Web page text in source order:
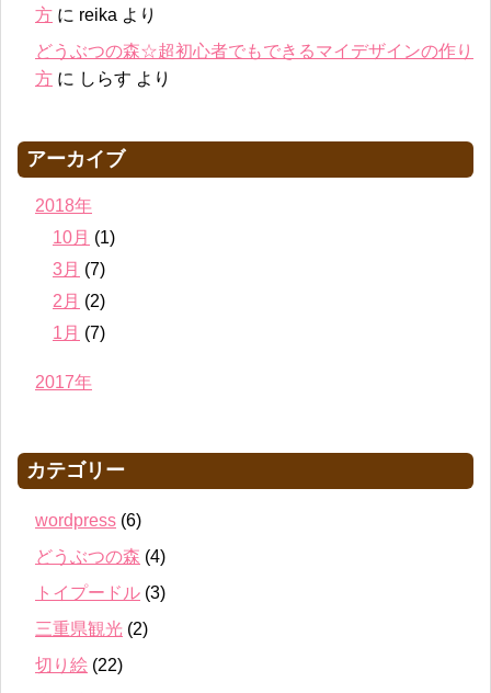
方 に reika より
どうぶつの森☆超初心者でもできるマイデザインの作り
方 に しらす より
アーカイブ
2018年
10月 (1)
3月 (7)
2月 (2)
1月 (7)
2017年
カテゴリー
wordpress (6)
どうぶつの森 (4)
トイプードル (3)
三重県観光 (2)
切り絵 (22)